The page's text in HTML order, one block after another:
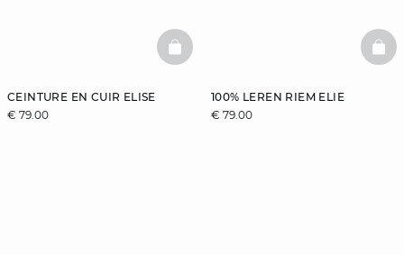
CEINTURE EN CUIR ELISE
€ 79.00
BASKETFULL
100% LEREN RIEM ELIE
€ 79.00